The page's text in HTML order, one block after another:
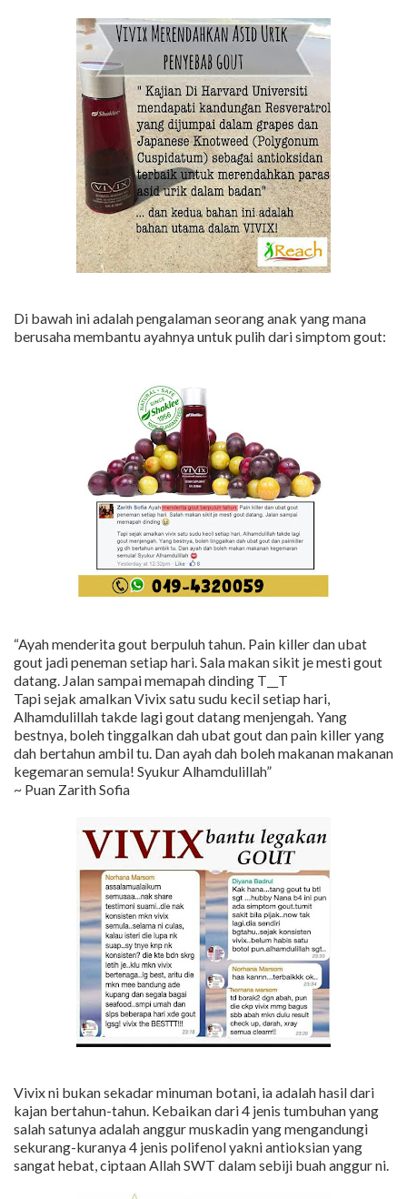
Di bawah ini adalah pengalaman seorang anak yang mana
berusaha membantu ayahnya untuk pulih dari simptom gout:
“Ayah menderita gout berpuluh tahun. Pain killer dan ubat
gout jadi peneman setiap hari. Sala makan sikit je mesti gout
datang. Jalan sampai memapah dinding T__T
Tapi sejak amalkan Vivix satu sudu kecil setiap hari,
Alhamdulillah takde lagi gout datang menjengah. Yang
bestnya, boleh tinggalkan dah ubat gout dan pain killer yang
dah bertahun ambil tu. Dan ayah dah boleh makanan makanan
kegemaran semula! Syukur Alhamdulillah”
~ Puan Zarith Sofia
Vivix ni bukan sekadar minuman botani, ia adalah hasil dari
kajan bertahun-tahun. Kebaikan dari 4 jenis tumbuhan yang
salah satunya adalah anggur muskadin yang mengandungi
sekurang-kuranya 4 jenis polifenol yakni antioksian yang
sangat hebat, ciptaan Allah SWT dalam sebiji buah anggur ni.